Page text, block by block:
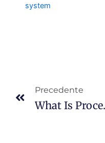
system
Precedente